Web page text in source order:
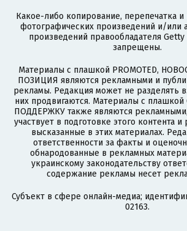
Какое-либо копирование, перепечатка
фотографических произведений и/или
произведений правообладателя Getty
запрещены.
Материалы с плашкой PROMOTED,
ПОЗИЦИЯ являются рекламными и
рекламы. Редакция может не разделять
них продвигаются. Материалы с
ПОДДЕРЖКУ также являются
участвует в подготовке этого контента и
высказанные в этих материалах.
ответственности за факты и
обнародованные в рекламных
украинскому законодательству
содержание рекламы несет
Субъект в сфере онлайн-медиа;
02163.